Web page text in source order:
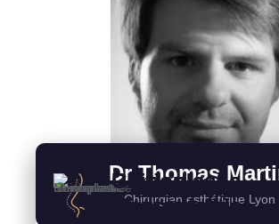
Dr Thomas
Chirurgien esthétique Lyon
Rhinoplastie
Structurelle
Rhinoplastie
Conservatrice
Génioplastie
Mentoplastie